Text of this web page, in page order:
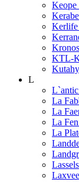
Keope
Kerlife
KTL-
L
La
La
La
La